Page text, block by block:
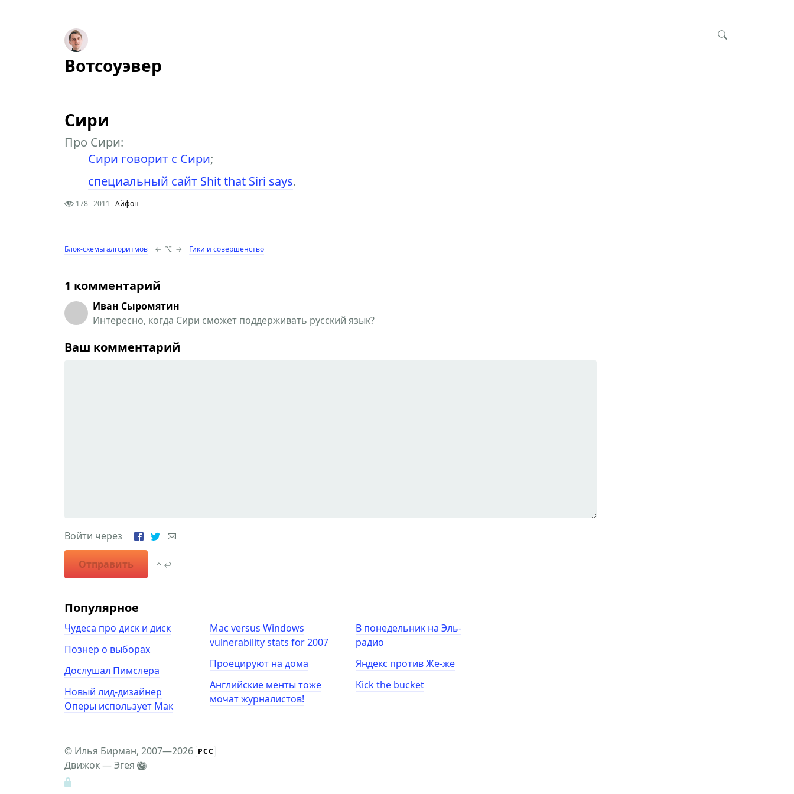
Вотсоуэвер
Сири
Про Сири:
Сири говорит с Сири;
специальный сайт Shit that Siri says.
178 2011 Айфон
Блок-схемы алгоритмов ← ⌥ → Гики и совершенство
1 комментарий
Иван Сыромятин
Интересно, когда Сири сможет поддерживать русский язык?
Ваш комментарий
Войти через
Отправить ⌃ ↩
Популярное
Чудеса про диск и диск
Познер о выборах
Дослушал Пимслера
Новый лид-дизайнер
Оперы использует Мак
Mac versus Windows
vulnerability stats for 2007
Проецируют на дома
Английские менты тоже
мочат журналистов!
В понедельник на Эль-
радио
Яндекс против Же-же
Kick the bucket
© Илья Бирман, 2007—2026 РСС
Движок —Эгея